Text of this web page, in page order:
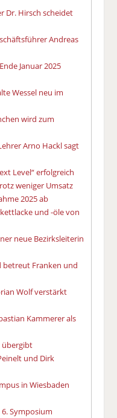
Dr. Hirsch scheidet
Andreas
Januar 2025
Wessel neu im
wird zum
Arno Hackl sagt
Level“ erfolgreich
weniger Umsatz
2025 ab
und -öle von
neue Bezirksleiterin
betreut Franken und
Wolf verstärkt
Kammerer als
übergibt
und Dirk
in Wiesbaden
Symposium